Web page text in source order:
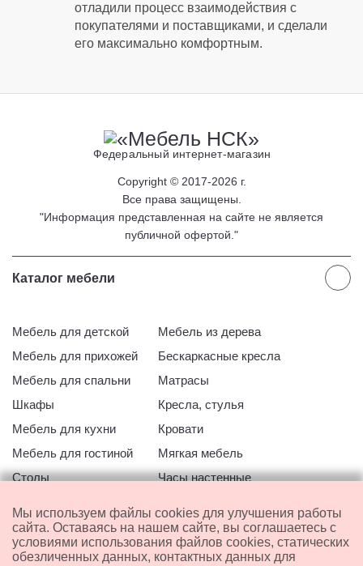
отладили процесс взаимодействия с
покупателями и поставщиками, и сделали
его максимально комфортным.
Федеральный интернет-магазин
Copyright © 2017-2026 г.
Все права защищены.
"Информация представленная на сайте не является
публичной офертой."
Каталог мебели
Мебель для детской
Мебель для прихожей
Мебель для спальни
Шкафы
Мебель для кухни
Мебель для гостиной
Столы
Мебель из дерева
Бескаркасные кресла
Матрасы
Кресла, стулья
Кровати
Мягкая мебель
Часы настенные
Распродажа со склада
Мы используем файлы cookies для улучшения работы
сайта. Оставаясь на нашем сайте, вы соглашаетесь с
условиями использования файлов cookies, статических
обезличенных данных, контактных данных для